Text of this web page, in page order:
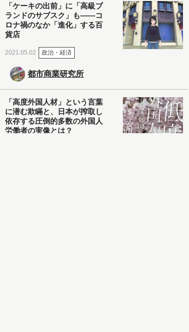
「ケーキの出前」に「高級ブ
ランドのサブスク」も――コ
ロナ禍のなか「進化」する百
貨店
2021.05.02 政治・経済
都市商業研究所
「高度外国人材」という言葉
に潜む欺瞞と、日本が搾取し
依存する圧倒的多数の外国人
労働者の実像とは？